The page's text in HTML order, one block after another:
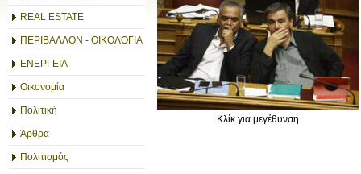
REAL ESTATE
ΠΕΡΙΒΑΛΛΟΝ - ΟΙΚΟΛΟΓΙΑ
ΕΝΕΡΓΕΙΑ
Οικονομία
Πολιτική
Άρθρα
Πολιτισμός
Κλίκ για μεγέθυνση